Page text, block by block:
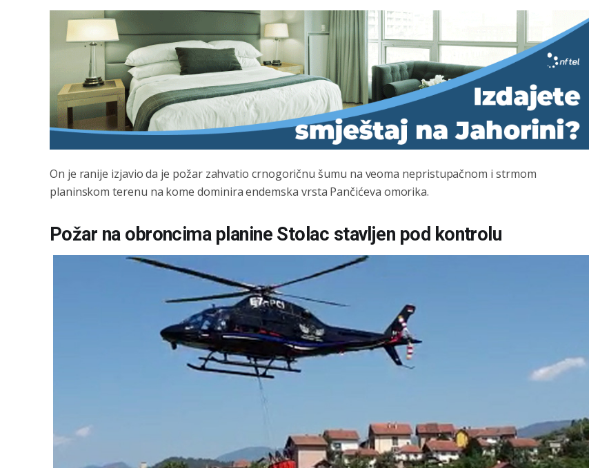
On je ranije izjavio da je požar zahvatio crnogoričnu šumu na veoma nepristupačnom i strmom
planinskom terenu na kome dominira endemska vrsta Pančićeva omorika.
Požar na obroncima planine Stolac stavljen pod kontrolu